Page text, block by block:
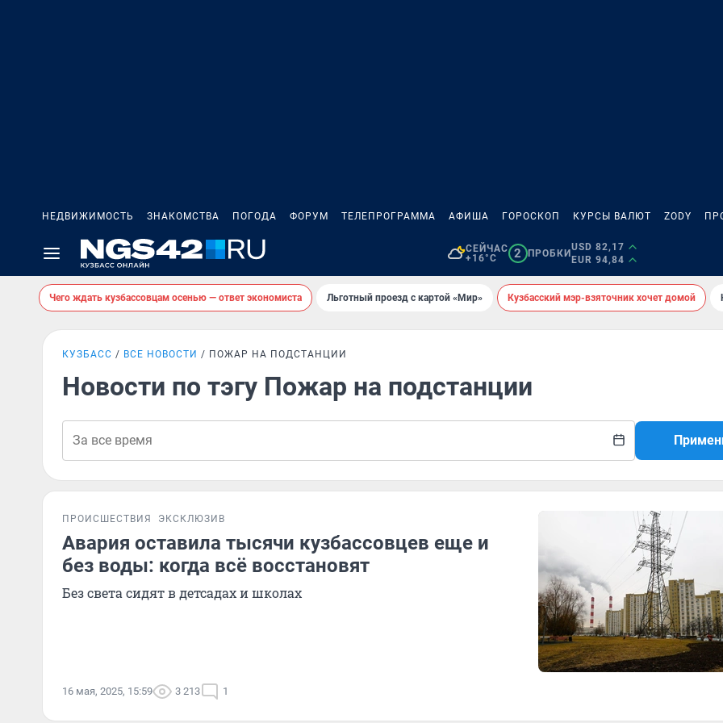
НЕДВИЖИМОСТЬ ЗНАКОМСТВА ПОГОДА ФОРУМ ТЕЛЕПРОГРАММА АФИША ГОРОСКОП КУРСЫ ВАЛЮТ ZODY
СЕЙЧАС
+16°C
2 ПРОБКИ
USD 82,17
EUR 94,84
Чего ждать кузбассовцам осенью — ответ экономиста Льготный проезд с картой «Мир» Кузбасский мэр-взяточник хочет домой
КУЗБАСС ВСЕ НОВОСТИ ПОЖАР НА ПОДСТАНЦИИ
Новости по тэгу Пожар на подстанции
ПРОИСШЕСТВИЯ ЭКСКЛЮЗИВ
Авария оставила тысячи кузбассовцев еще и
без воды: когда всё восстановят
Без света сидят в детсадах и школах
16 мая, 2025, 15:59 3 213 1